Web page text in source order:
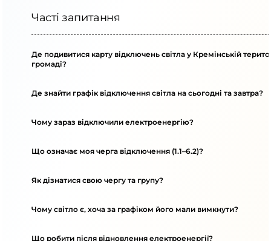
Часті запитання
Де подивитися карту відключень світла у Кремінській
громаді?
Де знайти графік відключення світла на сьогодні та завтра?
Чому зараз відключили електроенергію?
Що означає моя черга відключення (1.1–6.2)?
Як дізнатися свою чергу та групу?
Чому світло є, хоча за графіком його мали вимкнути?
Що робити після відновлення електроенергії?